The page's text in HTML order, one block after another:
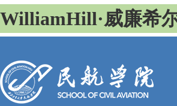
WilliamHill·威廉希